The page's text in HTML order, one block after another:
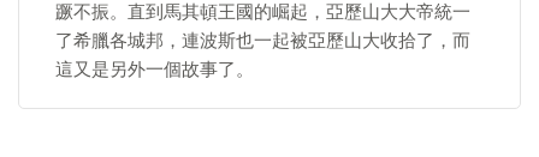
蹶不振。直到馬其頓王國的崛起，亞歷山大大帝統一
了希臘各城邦，連波斯也一起被亞歷山大收拾了，而
這又是另外一個故事了。